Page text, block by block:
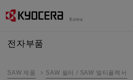
Korea
전자부품
SAW 제품 SAW 필터 / SAW 멀티플렉서